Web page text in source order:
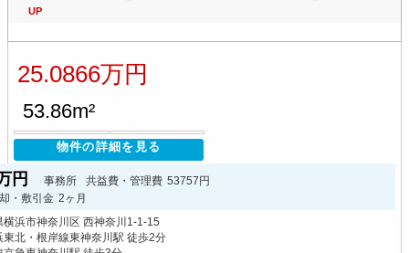
UP
25.0866万円
53.86m²
物件の詳細を見る
円 事務所 共益費・管理費 53757円
・敷引金 2ヶ月
横浜市神奈川区 西神奈川1-1-15
東北・根岸線東神奈川駅 徒歩2分